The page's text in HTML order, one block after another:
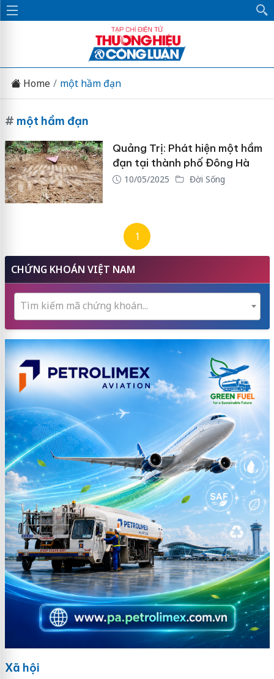
Home một hầm đạn
# một hầm đạn
Quảng Trị: Phát hiện một hầm
đạn tại thành phố Đông Hà
10/05/2025 Đời Sống
1
CHỨNG KHOÁN VIỆT NAM
Tìm kiếm mã chứng khoán...
Xã hội